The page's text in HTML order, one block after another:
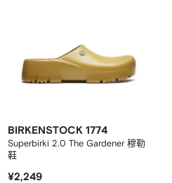
BIRKENSTOCK 1774
Superbirki 2.0 The Gardener 穆勒
鞋
¥2,249